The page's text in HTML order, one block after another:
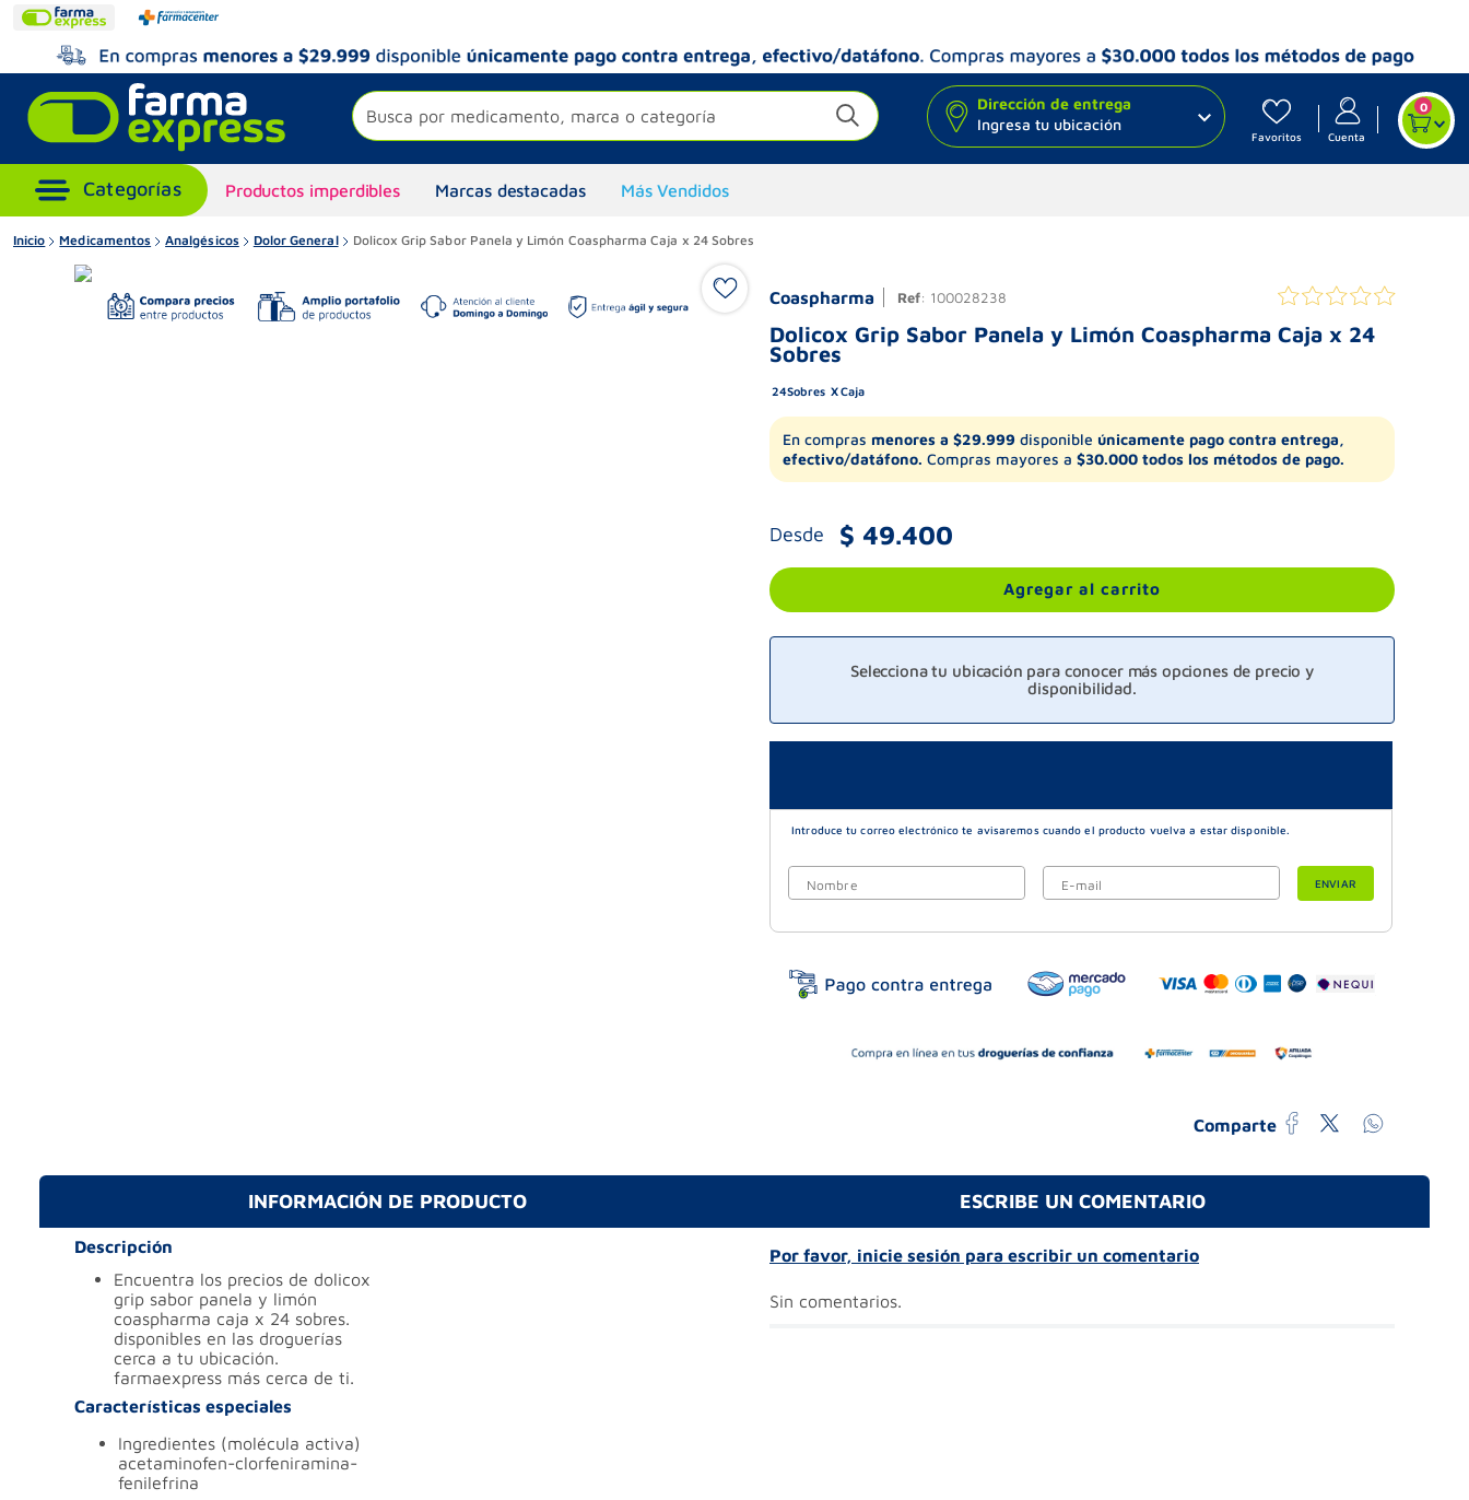
Busca por medicamento, marca o categoría
Dirección de entrega
Ingresa tu ubicación
Favoritos Cuenta
0
Productos imperdibles Marcas destacadas Más Vendidos
Inicio Medicamentos Analgésicos Dolor General Dolicox Grip Sabor Panela y Limón Coaspharma Caja x 24 Sobres
Coaspharma Ref: 100028238
Dolicox Grip Sabor Panela y Limón Coaspharma Caja x 24
Sobres
24Sobres Caja
En compras menores a $29.999 disponible únicamente pago contra entrega,
efectivo/datáfono. Compras mayores a $30.000 todos los métodos de pago.
Desde $ 49.400
Agregar al carrito
Selecciona tu ubicación para conocer más opciones de precio y
disponibilidad.
ENVIAR
Comparte
INFORMACIÓN DE PRODUCTO
Descripción
encuentra los precios de dolicox
grip sabor panela y limón
coaspharma caja x 24 sobres.
disponibles en las droguerías
cerca a tu ubicación.
farmaexpress más cerca de ti.
Características especiales
ingredientes (molécula activa)
acetaminofen-clorfeniramina-
fenilefrina
ESCRIBE UN COMENTARIO
Por favor, inicie sesión para escribir un comentario
Sin comentarios.